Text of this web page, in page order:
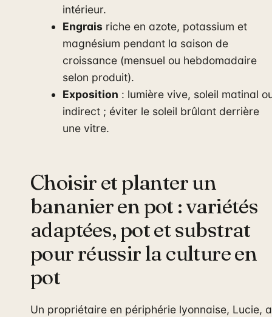
intérieur.
Engrais riche en azote, potassium et
magnésium pendant la saison de
croissance (mensuel ou hebdomadaire
selon produit).
Exposition : lumière vive, soleil matinal
indirect ; éviter le soleil brûlant derrière
une vitre.
Choisir et planter un
bananier en pot : variétés
adaptées, pot et substrat
pour réussir la culture en
pot
Un propriétaire en périphérie lyonnaise, Lucie, a